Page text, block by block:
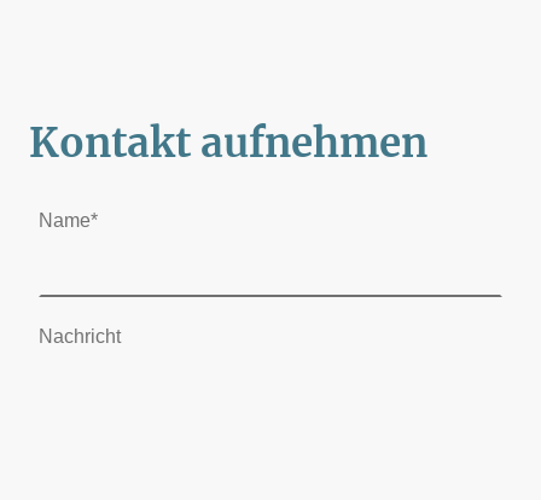
Kontakt aufnehmen
Name*
Nachricht